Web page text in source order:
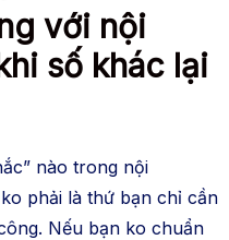
với nội
số khác lại
nào trong nội
ko phải là thứ bạn chỉ cần
Nếu bạn ko chuẩn